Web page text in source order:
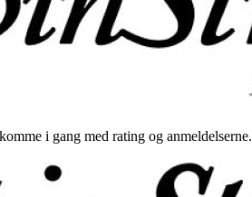
i gang med rating og anmeldelserne.